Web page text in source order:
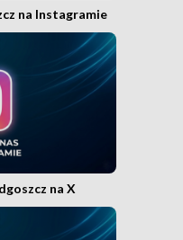
na Instagramie
na X